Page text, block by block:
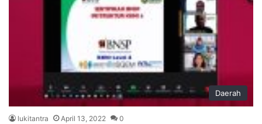
Daerah
lukitantra April 13, 2022 0